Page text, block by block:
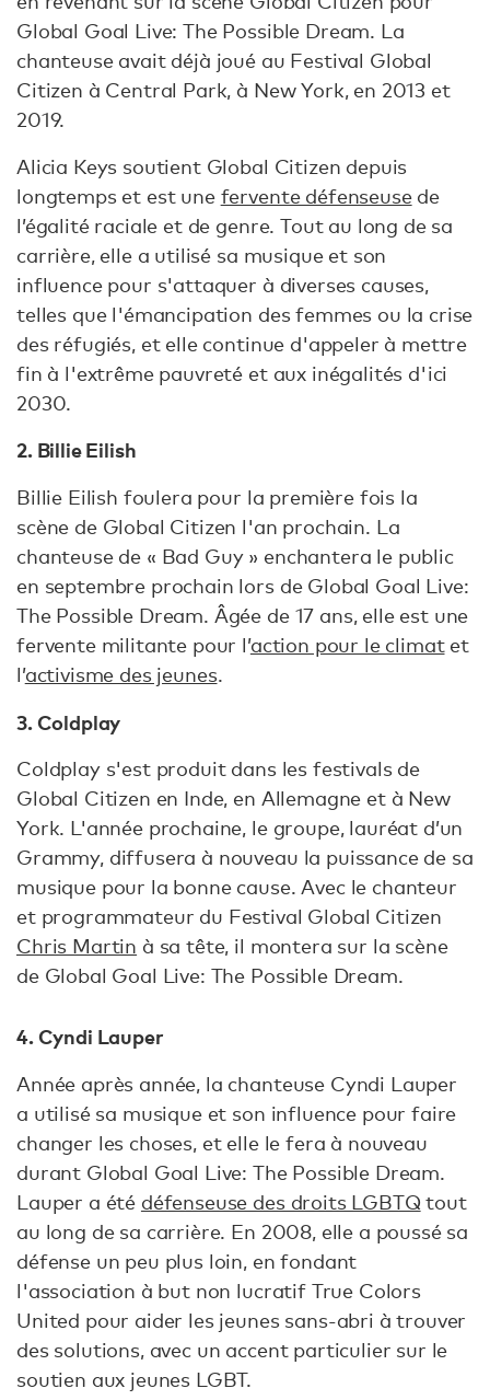
Global Goal Live: The Possible Dream. La
chanteuse avait déjà joué au Festival Global
Citizen à Central Park, à New York, en 2013 et
2019.
Alicia Keys soutient Global Citizen depuis
longtemps et est une fervente défenseusede
l’égalité raciale et de genre. Tout au long de sa
carrière, elle a utilisé sa musique et son
influence pour s'attaquer à diverses causes,
telles que l'émancipation des femmes ou la crise
des réfugiés, et elle continue d'appeler à mettre
fin à l'extrême pauvreté et aux inégalités d'ici
2030.
2. Billie Eilish
Billie Eilish foulera pour la première fois la
scène de Global Citizen l'an prochain. La
chanteuse de « Bad Guy » enchantera le public
en septembre prochain lors de Global Goal Live:
The Possible Dream. Âgée de 17 ans, elle est une
fervente militante pour l’action pour le climatet
l’activisme des jeunes.
3. Coldplay
Coldplay s'est produit dans les festivals de
Global Citizen en Inde, en Allemagne et à New
York. L'année prochaine, le groupe, lauréat d’un
Grammy, diffusera à nouveau la puissance de sa
musique pour la bonne cause. Avec le chanteur
et programmateur du Festival Global Citizen
Chris Martin à sa tête, il montera sur la scène
de Global Goal Live: The Possible Dream.
4. Cyndi Lauper
Année après année, la chanteuse Cyndi Lauper
a utilisé sa musique et son influence pour faire
changer les choses, et elle le fera à nouveau
durant Global Goal Live: The Possible Dream.
Lauper a été défenseuse des droits LGBTQ tout
au long de sa carrière. En 2008, elle a poussé sa
défense un peu plus loin, en fondant
l'association à but non lucratif True Colors
United pour aider les jeunes sans-abri à trouver
des solutions, avec un accent particulier sur le
soutien aux jeunes LGBT.